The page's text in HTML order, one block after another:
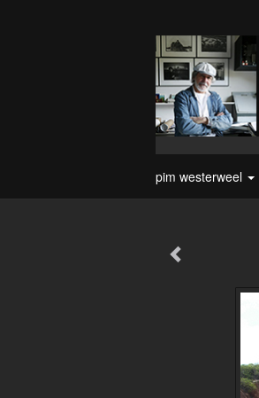
pim westerweel